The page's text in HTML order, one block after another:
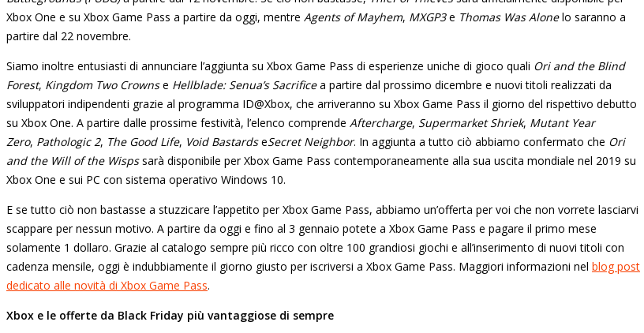
Xbox One e su Xbox Game Pass a partire da oggi, mentre Agents of Mayhem, MXGP3e Thomas Was Alonelo saranno a
partire dal 22 novembre.
Siamo inoltre entusiasti di annunciare l’aggiunta su Xbox Game Pass di esperienze uniche di gioco quali Ori and the Blind
Forest, Kingdom Two Crownse Hellblade: Senua’s Sacrificea partire dal prossimo dicembre e nuovi titoli realizzati da
sviluppatori indipendenti grazie al programma ID@Xbox, che arriveranno su Xbox Game Pass il giorno del rispettivo debutto
su Xbox One. A partire dalle prossime festività, l’elenco comprende Aftercharge, Supermarket Shriek, Mutant Year
Zero, Pathologic 2, The Good Life, Void BastardseSecret Neighbor. In aggiunta a tutto ciò abbiamo confermato che Ori
and the Will of the Wispssarà disponibile per Xbox Game Pass contemporaneamente alla sua uscita mondiale nel 2019 su
Xbox One e sui PC con sistema operativo Windows 10.
E se tutto ciò non bastasse a stuzzicare l’appetito per Xbox Game Pass, abbiamo un’offerta per voi che non vorrete lasciarvi
scappare per nessun motivo. A partire da oggi e fino al 3 gennaio potete a Xbox Game Pass e pagare il primo mese
solamente 1 dollaro. Grazie al catalogo sempre più ricco con oltre 100 grandiosi giochi e all’inserimento di nuovi titoli con
cadenza mensile, oggi è indubbiamente il giorno giusto per iscriversi a Xbox Game Pass. Maggiori informazioni nel blog post
dedicato alle novità di Xbox Game Pass.
Xbox e le offerte da Black Friday più vantaggiose di sempre